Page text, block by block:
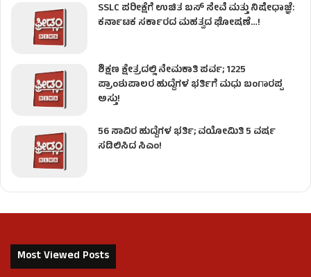
SSLC ಪರೀಕ್ಷೆಗೆ ಉಚಿತ ಬಸ್ ಸೇವೆ ಮತ್ತು ನಿಷೇಧಾಜ್ಞೆ:
ಕರ್ನಾಟಕ ಸರ್ಕಾರದ ಮಹತ್ವದ ಘೋಷಣೆ…!
ಶಿಕ್ಷಣ ಕ್ಷೇತ್ರದಲ್ಲಿ ನೇಮಕಾತಿ ಪರ್ವ; 1225
ಪ್ರಾಂಶುಪಾಲರ ಹುದ್ದೆಗಳ ಭರ್ತಿಗೆ ಮಧು ಬಂಗಾರಪ್ಪ
ಅಸ್ತು!
56 ಸಾವಿರ ಹುದ್ದೆಗಳ ಭರ್ತಿ; ವಯೋಮಿತಿ 5 ವರ್ಷ
ಸಡಿಲಿಸಿದ ಸಿಎಂ!
Most Viewed Posts